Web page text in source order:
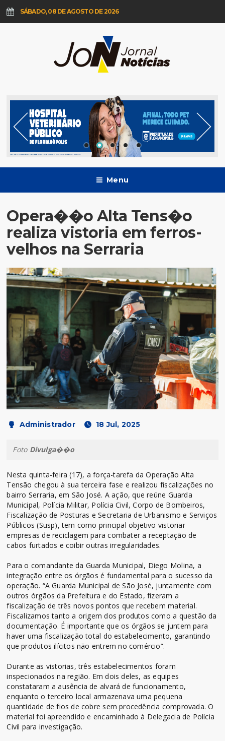
SÁBADO, 08 DE AGOSTO DE 2026
Menu
Opera��o Alta Tens�o
realiza vistoria em ferros-
velhos na Serraria
Administrador 18 Jul, 2025
Foto Divulga��o
Nesta quinta-feira (17), a força-tarefa da Operação Alta
Tensão chegou à sua terceira fase e realizou fiscalizações no
bairro Serraria, em São José. A ação, que reúne Guarda
Municipal, Polícia Militar, Polícia Civil, Corpo de Bombeiros,
Fiscalização de Posturas e Secretaria de Urbanismo e Serviços
Públicos (Susp), tem como principal objetivo vistoriar
empresas de reciclagem para combater a receptação de
cabos furtados e coibir outras irregularidades.
Para o comandante da Guarda Municipal, Diego Molina, a
integração entre os órgãos é fundamental para o sucesso da
operação. “A Guarda Municipal de São José, juntamente com
outros órgãos da Prefeitura e do Estado, fizeram a
fiscalização de três novos pontos que recebem material.
Fiscalizamos tanto a origem dos produtos como a questão da
documentação. É importante que os órgãos se juntem para
haver uma fiscalização total do estabelecimento, garantindo
que produtos ilícitos não entrem no comércio”.
Durante as vistorias, três estabelecimentos foram
inspecionados na região. Em dois deles, as equipes
constataram a ausência de alvará de funcionamento,
enquanto o terceiro local armazenava uma pequena
quantidade de fios de cobre sem procedência comprovada. O
material foi apreendido e encaminhado à Delegacia de Polícia
Civil para investigação.